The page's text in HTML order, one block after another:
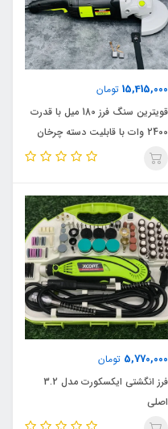
15,415,000 تومان
قویترین سنگ فرز 180 میل با قدرت
2400 وات با قابلیت دسته چرخان
ایکسکورت مدل 2400W_6K اصلی
5,770,000 تومان
فرز انگشتی ایکسکورت مدل 3.2
اصلی